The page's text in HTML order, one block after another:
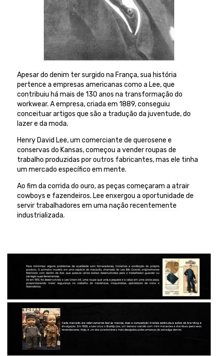
Apesar do denim ter surgido na França, sua história
pertence a empresas americanas como a Lee, que
contribuiu há mais de 130 anos na transformação do
workwear. A empresa, criada em 1889, conseguiu
conceituar artigos que são a tradução da juventude, do
lazer e da moda.
Henry David Lee, um comerciante de querosene e
conservas do Kansas, começou a vender roupas de
trabalho produzidas por outros fabricantes, mas ele tinha
um mercado específico em mente.
Ao fim da corrida do ouro, as peças começaram a atrair
cowboys e fazendeiros. Lee enxergou a oportunidade de
servir trabalhadores em uma nação recentemente
industrializada.